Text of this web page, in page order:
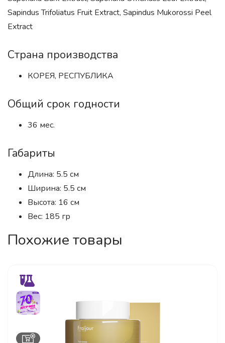
Sapindus Trifoliatus Fruit Extract, Sapindus Mukorossi Peel
Extract
Страна производства
КОРЕЯ, РЕСПУБЛИКА
Общий срок годности
36 мес.
Габариты
Длина: 5.5 см
Ширина: 5.5 см
Высота: 16 см
Вес: 185 гр
Похожие товары